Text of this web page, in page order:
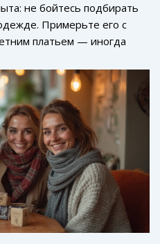
не бойтесь подбирать
Примерьте его с
платьем — иногда
вытянуть силуэт,
и повяжите его